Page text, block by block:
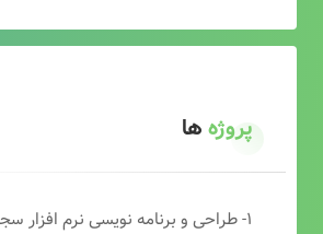
پروژهها
۱- طراحی و برنامه نویسی نرم افزار سجاد (سامانه جامع آموزشی دارالقرآن)